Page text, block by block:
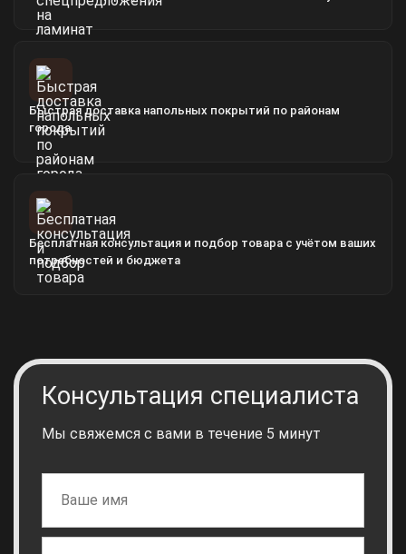
Быстрая доставка напольных покрытий по районам
города
Бесплатная консультация и подбор товара с учётом ваших
потребностей и бюджета
Консультация специалиста
Мы свяжемся с вами в течение 5 минут